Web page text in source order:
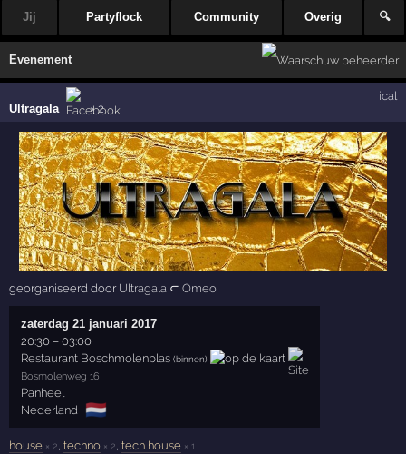
Jij Partyflock Community Overig 🔍
Evenement
Ultragala × 2
ical
georganiseerd door Ultragala ⊂Omeo
zaterdag 21 januari 2017
20:30 –03:00
Restaurant Boschmolenplas (binnen)
Bosmolenweg 16
Panheel
Nederland
🇳🇱
house × 2,techno × 2,tech house × 1